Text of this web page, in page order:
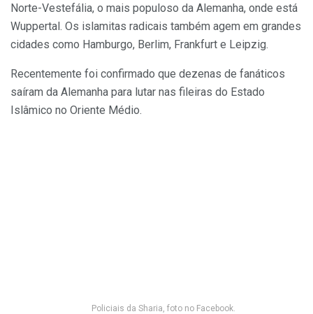
Norte-Vestefália, o mais populoso da Alemanha, onde está
Wuppertal. Os islamitas radicais também agem em grandes
cidades como Hamburgo, Berlim, Frankfurt e Leipzig.
Recentemente foi confirmado que dezenas de fanáticos
saíram da Alemanha para lutar nas fileiras do Estado
Islâmico no Oriente Médio.
Policiais da Sharia, foto no Facebook.